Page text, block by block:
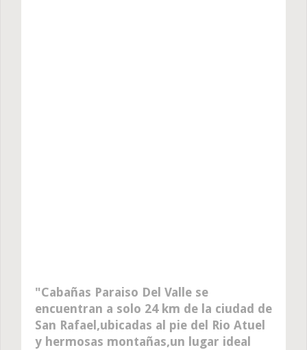
Cabañas Paraiso Del Valle se
encuentran a solo 24 km de la ciudad de
San Rafael,ubicadas al pie del Rio Atuel
y hermosas montañas,un lugar ideal